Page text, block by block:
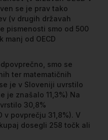
se je prav tako
(v drugih državah
pismenosti smo od 500
manj od OECD
smo se
ter matematičnih
je v Sloveniji uvrstilo
je znašalo 11,3%) Na
30,8%
v povprečju 31,8%). V
dosegli 258 točk ali